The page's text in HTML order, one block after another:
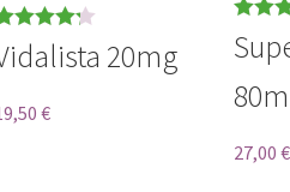
5
20mg
€
3.67
von 5
27,00€